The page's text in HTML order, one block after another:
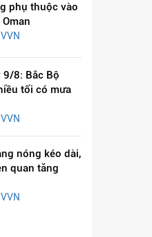
HÁT LÊN VIỆT NAM
phụ thuộc vào
8: Bắc Bộ
tối có mưa
nóng kéo dài,
quan tăng